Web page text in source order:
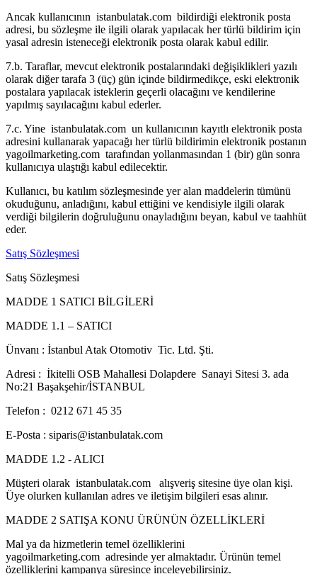
Ancak kullanıcının istanbulatak.com bildirdiği elektronik posta
adresi, bu sözleşme ile ilgili olarak yapılacak her türlü bildirim için
yasal adresin isteneceği elektronik posta olarak kabul edilir.
7.b. Taraflar, mevcut elektronik postalarındaki değişiklikleri yazılı
olarak diğer tarafa 3 (üç) gün içinde bildirmedikçe, eski elektronik
postalara yapılacak isteklerin geçerli olacağını ve kendilerine
yapılmış sayılacağını kabul ederler.
7.c. Yine istanbulatak.com un kullanıcının kayıtlı elektronik posta
adresini kullanarak yapacağı her türlü bildirimin elektronik postanın
yagoilmarketing.com tarafından yollanmasından 1 (bir) gün sonra
kullanıcıya ulaştığı kabul edilecektir.
Kullanıcı, bu katılım sözleşmesinde yer alan maddelerin tümünü
okuduğunu, anladığını, kabul ettiğini ve kendisiyle ilgili olarak
verdiği bilgilerin doğruluğunu onayladığını beyan, kabul ve taahhüt
eder.
Satış Sözleşmesi
Satış Sözleşmesi
MADDE 1 SATICI BİLGİLERİ
MADDE 1.1 – SATICI
Ünvanı : İstanbul Atak Otomotiv Tic. Ltd. Şti.
Adresi : İkitelli OSB Mahallesi Dolapdere Sanayi Sitesi 3. ada
No:21 Başakşehir/İSTANBUL
Telefon : 0212 671 45 35
E-Posta : siparis@istanbulatak.com
MADDE 1.2 - ALICI
Müşteri olarak istanbulatak.com alışveriş sitesine üye olan kişi.
Üye olurken kullanılan adres ve iletişim bilgileri esas alınır.
MADDE 2 SATIŞA KONU ÜRÜNÜN ÖZELLİKLERİ
Mal ya da hizmetlerin temel özelliklerini
yagoilmarketing.com adresinde yer almaktadır. Ürünün temel
özelliklerini kampanya süresince inceleyebilirsiniz.